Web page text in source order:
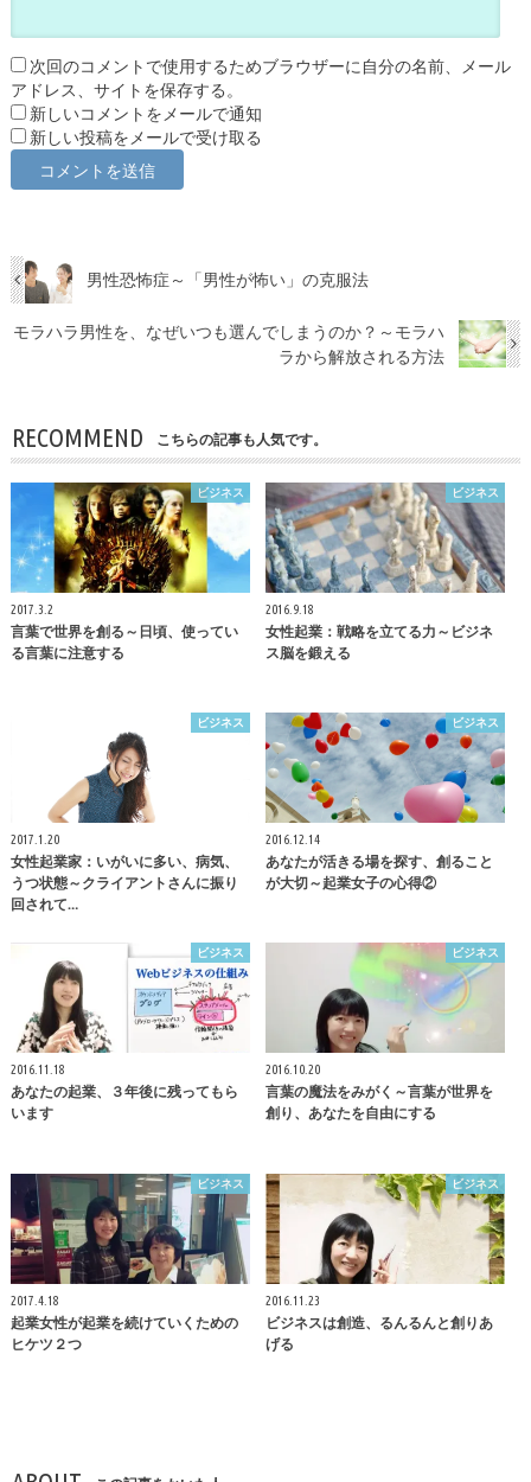
次回のコメントで使用するためブラウザーに自分の名前、メール
アドレス、サイトを保存する。
新しいコメントをメールで通知
新しい投稿をメールで受け取る
男性恐怖症～「男性が怖い」の克服法
モラハラ男性を、なぜいつも選んでしまうのか？～モラハ
ラから解放される方法
RECOMMEND こちらの記事も人気です。
ビジネス
2017.3.2
言葉で世界を創る～日頃、使ってい
る言葉に注意する
ビジネス
2016.9.18
女性起業：戦略を立てる力～ビジネ
ス脳を鍛える
ビジネス
2017.1.20
女性起業家：いがいに多い、病気、
うつ状態～クライアントさんに振り
回されて…
ビジネス
2016.12.14
あなたが活きる場を探す、創ること
が大切～起業女子の心得②
ビジネス
2016.11.18
あなたの起業、３年後に残ってもら
います
ビジネス
2016.10.20
言葉の魔法をみがく～言葉が世界を
創り、あなたを自由にする
ビジネス
2017.4.18
起業女性が起業を続けていくための
ヒケツ２つ
ビジネス
2016.11.23
ビジネスは創造、るんるんと創りあ
げる